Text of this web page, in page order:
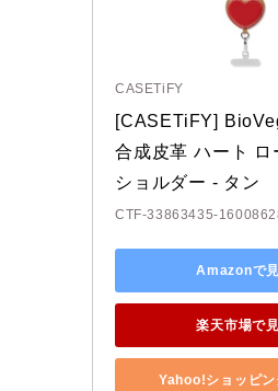
CASETiFY
[CASETiFY]
合成皮革 ハート ロ
ショルダー - タン
CTF-33863435-
Amazonで
楽天市場で
Yahoo!ショッピン